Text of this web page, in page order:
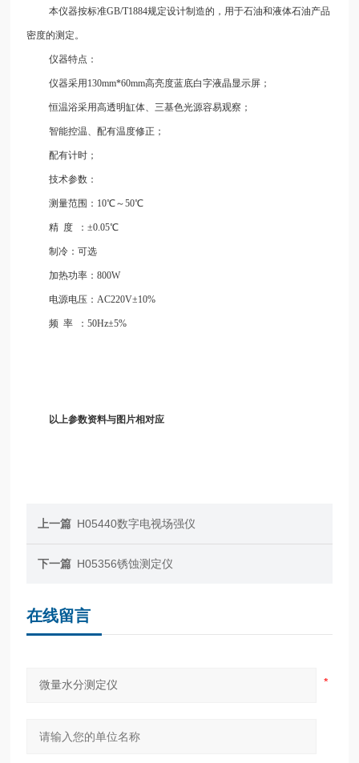
本仪器按标准GB/T1884规定设计制造的，用于石油和液体石油产品
密度的测定。
仪器特点：
仪器采用130mm*60mm高亮度蓝底白字液晶显示屏；
恒温浴采用高透明缸体、三基色光源容易观察；
智能控温、配有温度修正；
配有计时；
技术参数：
测量范围：10℃～50℃
精 度 ：±0.05℃
制冷：可选
加热功率：800W
电源电压：AC220V±10%
频 率 ：50Hz±5%
以上参数资料与图片相对应
上一篇 H05440数字电视场强仪
下一篇 H05356锈蚀测定仪
在线留言